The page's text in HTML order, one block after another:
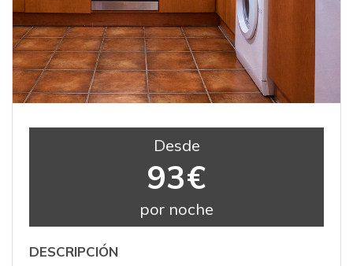
Desde
93€
por noche
DESCRIPCIÓN